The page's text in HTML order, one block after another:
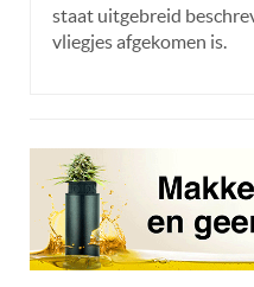
staat uitgebreid
vliegjes afgekomen is.